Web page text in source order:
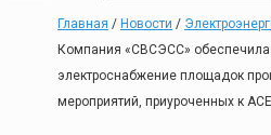
Главная / Новости /
Компания «СВСЭСС»
электроснабжение площадок
мероприятий, приуроченных к